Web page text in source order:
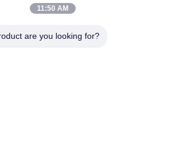
πόλη Yuping, νομός Hongya, Κίνα
86-28-37561966-8:00
11:50 AM
are you looking for?